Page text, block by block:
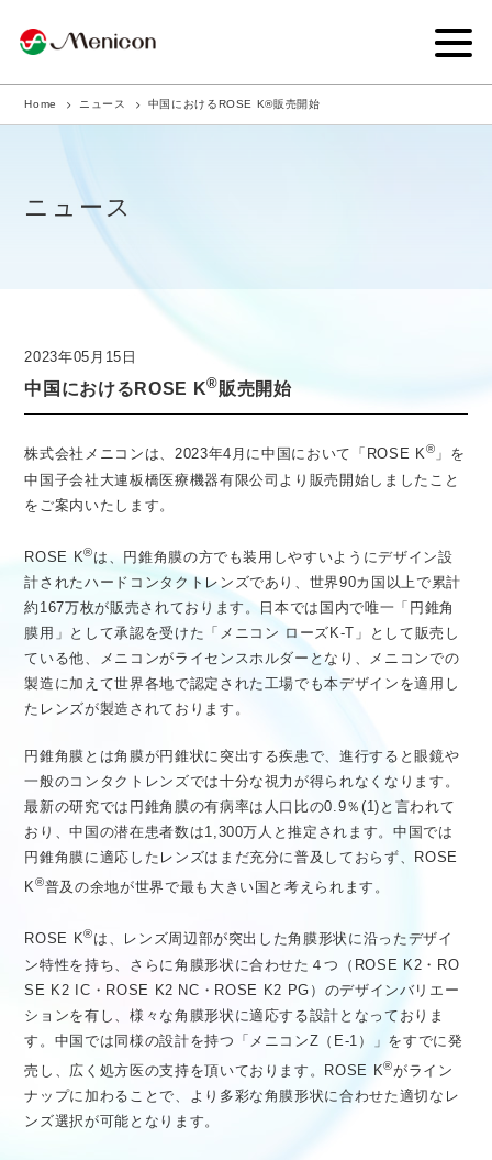
企業情報
商品サイト
ニュース
医療従事者向け情報
Home ニュース 中国におけるROSE K®販売開始
ニュース
2023年05月15日
中国におけるROSE K®販売開始
株式会社メニコンは、2023年4月に中国において「ROSE K® 」を
中国子会社大連板橋医療機器有限公司より販売開始しましたこと
をご案内いたします。
ROSE K®は、円錐角膜の方でも装用しやすいようにデザイン設
計されたハードコンタクトレンズであり、世界90カ国以上で累計
約167万枚が販売されております。日本では国内で唯一「円錐角
膜用」として承認を受けた「メニコン ローズK-T」として販売し
ている他、メニコンがライセンスホルダーとなり、メニコンでの
製造に加えて世界各地で認定された工場でも本デザインを適用し
たレンズが製造されております。
円錐角膜とは角膜が円錐状に突出する疾患で、進行すると眼鏡や
一般のコンタクトレンズでは十分な視力が得られなくなります。
最新の研究では円錐角膜の有病率は人口比の0.9％(1)と言われて
おり、中国の潜在患者数は1,300万人と推定されます。中国では
円錐角膜に適応したレンズはまだ充分に普及しておらず、ROSE
K®普及の余地が世界で最も大きい国と考えられます。
ROSE K®は、レンズ周辺部が突出した角膜形状に沿ったデザイ
ン特性を持ち、さらに角膜形状に合わせた４つ（ROSE K2・RO
SE K2 IC・ROSE K2 NC・ROSE K2 PG）のデザインバリエー
ションを有し、様々な角膜形状に適応する設計となっておりま
す。中国では同様の設計を持つ「メニコンZ（E-1）」をすでに発
売し、広く処方医の支持を頂いております。ROSE K®がライン
ナップに加わることで、より多彩な角膜形状に合わせた適切なレ
ンズ選択が可能となります。